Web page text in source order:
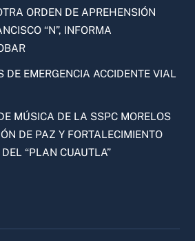
ORDEN DE APREHENSIÓN
“N”, INFORMA
DE EMERGENCIA ACCIDENTE VIAL
MÚSICA DE LA SSPC MORELOS
DE PAZ Y FORTALECIMIENTO
“PLAN CUAUTLA”